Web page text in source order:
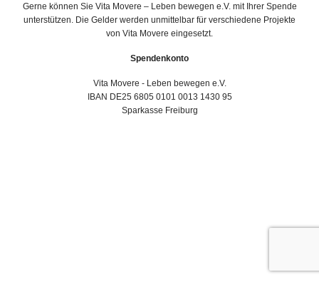
Gerne können Sie Vita Movere – Leben bewegen e.V. mit Ihrer Spende
unterstützen. Die Gelder werden unmittelbar für verschiedene Projekte
von Vita Movere eingesetzt.
Spendenkonto
Vita Movere - Leben bewegen e.V.
IBAN DE25 6805 0101 0013 1430 95
Sparkasse Freiburg